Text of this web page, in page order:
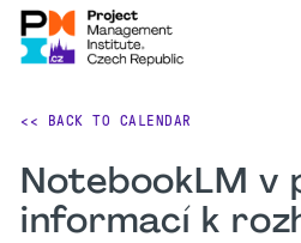
<< BACK TO CALENDAR
NotebookLM v
informací k